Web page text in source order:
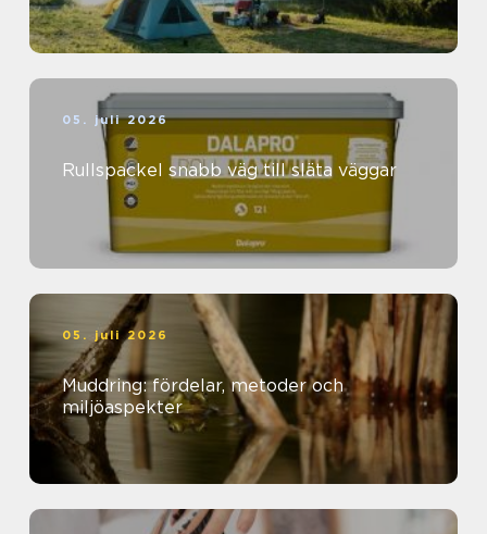
05. juli 2026
Rullspackel snabb väg till släta väggar
05. juli 2026
Muddring: fördelar, metoder och
miljöaspekter